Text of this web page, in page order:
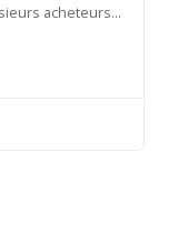
acheteurs...